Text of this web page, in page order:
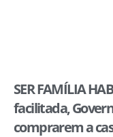
SER FAMÍLIA
facilitada,
comprarem a